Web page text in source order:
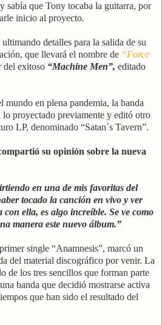
sabía que Tony tocaba la guitarra, por
inicio al proyecto.
detalles para la salida de su
que llevará el nombre de “Force
del exitoso “Machine Men”, editado
mundo en plena pandemia, la banda
proyectado previamente y editó otro
LP, denominado “Satan´s Tavern”.
su opinión sobre la nueva
en una de mis favoritas del
tocado la canción en vivo y ver
con ella, es algo increíble. Se ve como
manera este nuevo álbum.”
single “Anamnesis”, marcó un
del material discográfico por venir. La
de los tres sencillos que forman parte
banda que decidió mostrarse activa
que han sido el resultado del